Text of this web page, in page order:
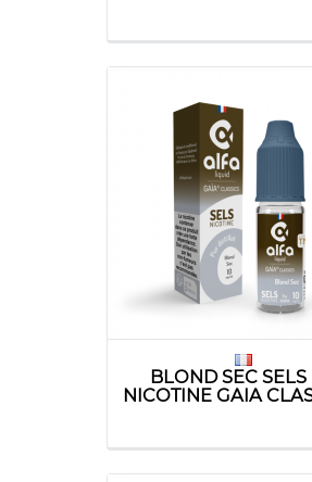
BLOND SEC SELS
NICOTINE GAIA